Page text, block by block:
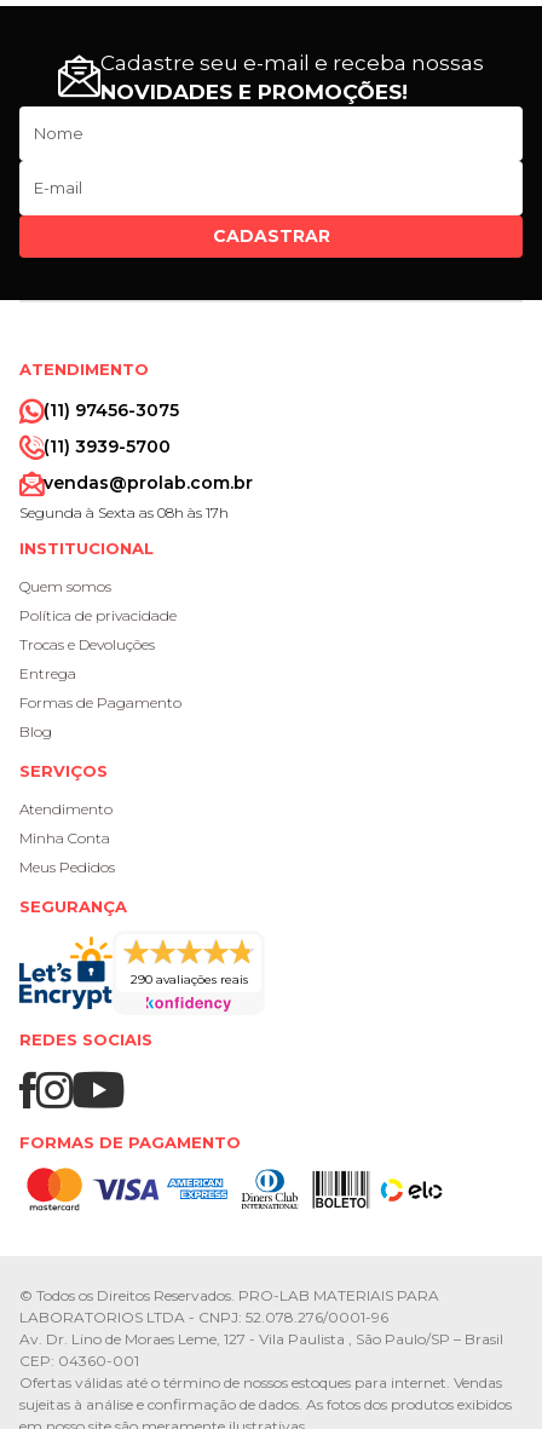
Cadastre seu e-mail e receba nossas
NOVIDADES E PROMOÇÕES!
CADASTRAR
ATENDIMENTO
(11) 97456-3075
(11) 3939-5700
vendas@prolab.com.br
Segunda à Sexta as 08h às 17h
INSTITUCIONAL
Quem somos
Política de privacidade
Trocas e Devoluções
Entrega
Formas de Pagamento
Blog
SERVIÇOS
Atendimento
Minha Conta
Meus Pedidos
SEGURANÇA
290 avaliações reais
REDES SOCIAIS
FORMAS DE PAGAMENTO
© Todos os Direitos Reservados. PRO-LAB MATERIAIS PARA
LABORATORIOS LTDA - CNPJ: 52.078.276/0001-96
Av. Dr. Lino de Moraes Leme, 127 - Vila Paulista , São Paulo/SP – Brasil
CEP: 04360-001
Ofertas válidas até o término de nossos estoques para internet. Vendas
sujeitas à análise e confirmação de dados. As fotos dos produtos exibidos